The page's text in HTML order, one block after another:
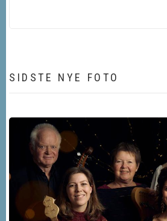
SIDSTE NYE FOTO